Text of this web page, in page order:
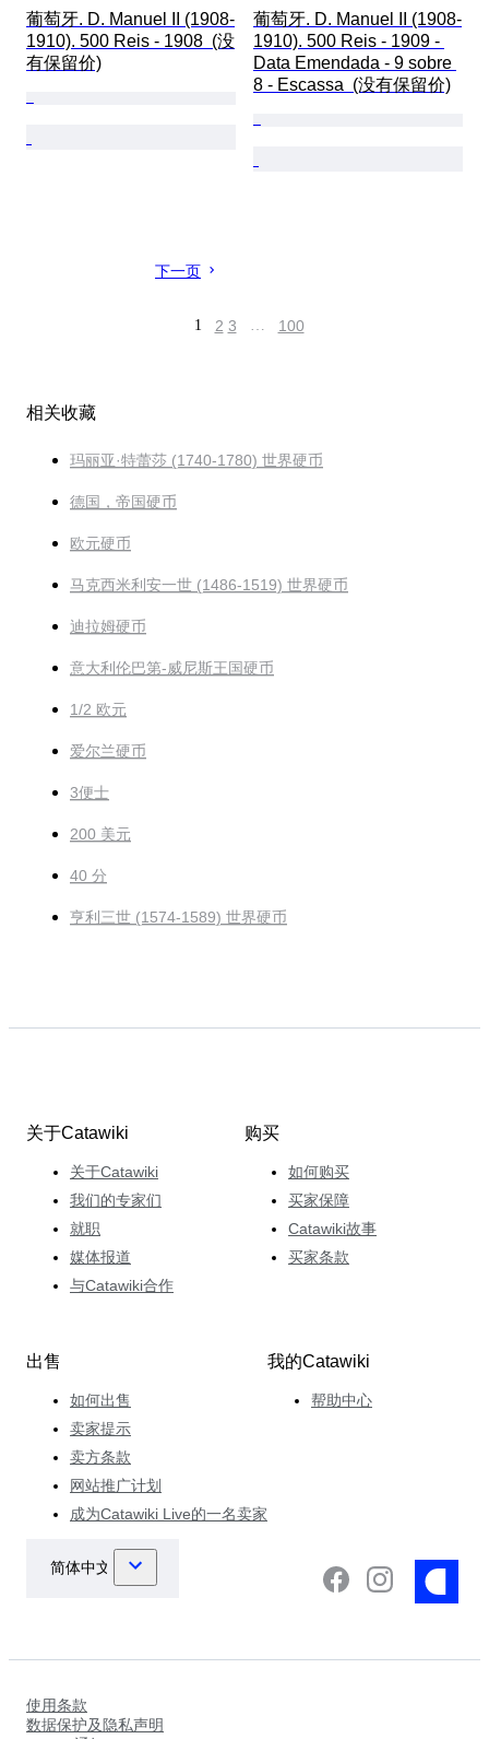
葡萄牙. D. Manuel II (1908-
1910). 500 Reis - 1908  (没
有保留价)
葡萄牙. D. Manuel II (1908-
1910). 500 Reis - 1909 -
Data Emendada - 9 sobre
8 - Escassa  (没有保留价)
下一页
1 2 3 … 100
相关收藏
玛丽亚·特蕾莎 (1740-1780) 世界硬币
德国，帝国硬币
欧元硬币
马克西米利安一世 (1486-1519) 世界硬币
迪拉姆硬币
意大利伦巴第-威尼斯王国硬币
1/2 欧元
爱尔兰硬币
3便士
200 美元
40 分
亨利三世 (1574-1589) 世界硬币
关于Catawiki
关于Catawiki
我们的专家们
就职
媒体报道
与Catawiki合作
购买
如何购买
买家保障
Catawiki故事
买家条款
出售
如何出售
卖家提示
卖方条款
网站推广计划
成为Catawiki Live的一名卖家
我的Catawiki
帮助中心
使用条款
数据保护及隐私声明